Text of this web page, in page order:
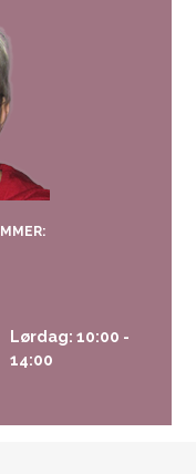
Lørdag: 10:00 -
14:00